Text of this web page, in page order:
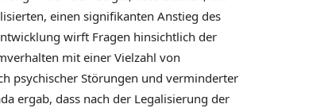
einen signifikanten Anstieg des
wirft Fragen hinsichtlich der
mit einer Vielzahl von
psychischer Störungen und verminderter
ergab, dass nach der Legalisierung der